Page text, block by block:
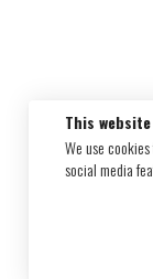
This
We use
social media